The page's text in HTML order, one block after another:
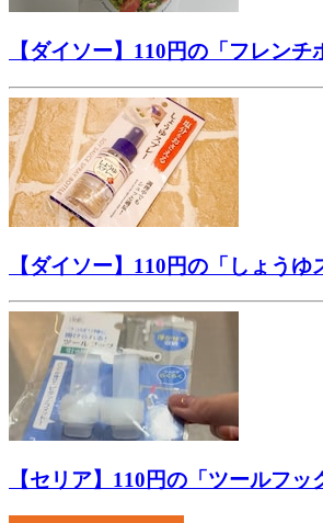
【ダイソー】110円の「フレン
【ダイソー】110円の「しょう
【セリア】110円の「ツールフ